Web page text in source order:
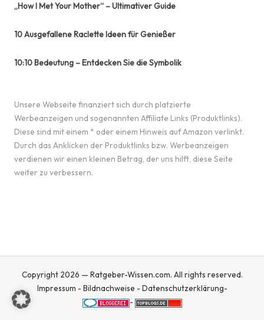
„How I Met Your Mother“ – Ultimativer Guide
10 Ausgefallene Raclette Ideen für Genießer
10:10 Bedeutung – Entdecken Sie die Symbolik
Unsere Webseite finanziert sich durch platzierte
Werbeanzeigen und sogenannten Affiliate Links (Produktlinks).
Diese sind mit einem * oder einem Hinweis auf Amazon verlinkt.
Durch das Anklicken der Produktlinks bzw. Werbeanzeigen
verdienen wir einen kleinen Betrag, der uns hilft, diese Seite
weiter zu verbessern.
Copyright 2026 — Ratgeber-Wissen.com. All rights reserved.
Impressum - Bildnachweise - Datenschutzerklärung-
-